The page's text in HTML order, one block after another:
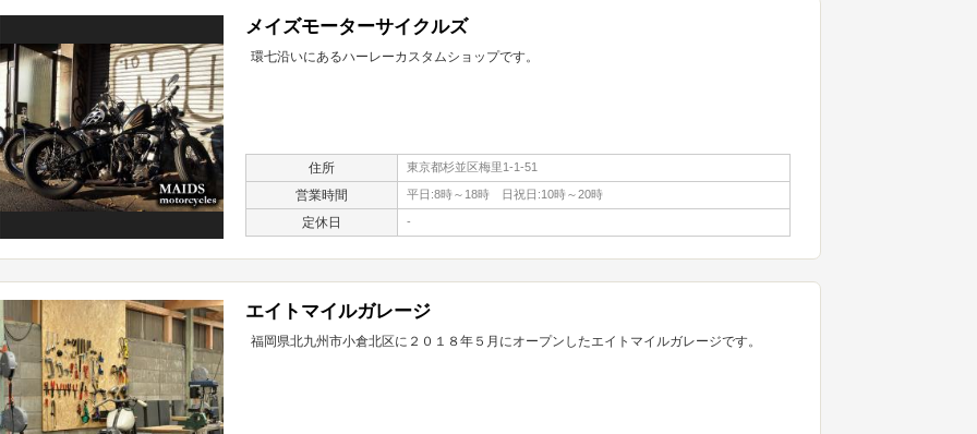
メイズモーターサイクルズ
環七沿いにあるハーレーカスタムショップです。
住所 東京都杉並区梅里1-1-51
営業時間 平日:8時～18時 日祝日:10時～20時
定休日 -
エイトマイルガレージ
福岡県北九州市小倉北区に２０１８年５月にオープンしたエイトマイルガレージです。